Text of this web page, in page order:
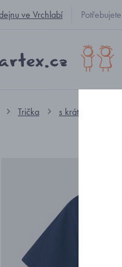
ve Vrchlabí
Trička s krátkým rukávem